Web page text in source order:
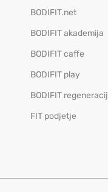
BODIFIT.net
BODIFIT akademija
BODIFIT caffe
BODIFIT play
BODIFIT
FIT podjetje